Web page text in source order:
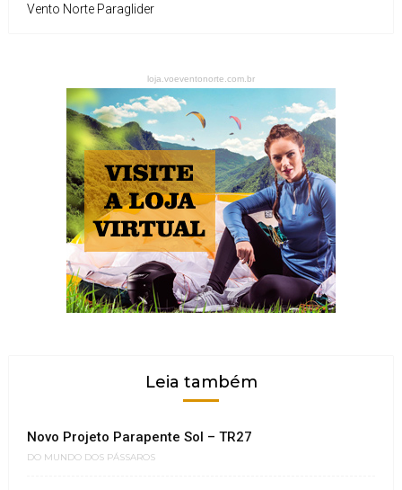
Vento Norte Paraglider
loja.voeventonorte.com.br
Leia também
Novo Projeto Parapente Sol – TR27
DO MUNDO DOS PÁSSAROS